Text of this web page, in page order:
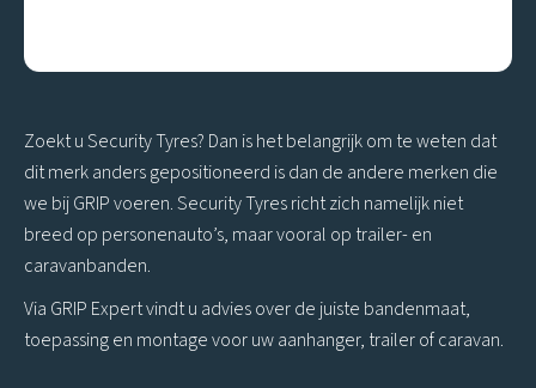
Zoekt u Security Tyres? Dan is het belangrijk om te weten dat
dit merk anders gepositioneerd is dan de andere merken die
we bij GRIP voeren. Security Tyres richt zich namelijk niet
breed op personenauto’s, maar vooral op trailer- en
caravanbanden.
Via GRIP Expert vindt u advies over de juiste bandenmaat,
toepassing en montage voor uw aanhanger, trailer of caravan.